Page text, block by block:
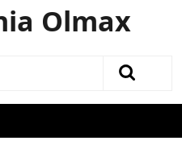
Olmax